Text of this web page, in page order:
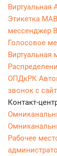
Виртуальная
Этикетка
мессенджер
Голосовое
Виртуальная
ОПДкРК
звонок с
Контакт-
Рабочее